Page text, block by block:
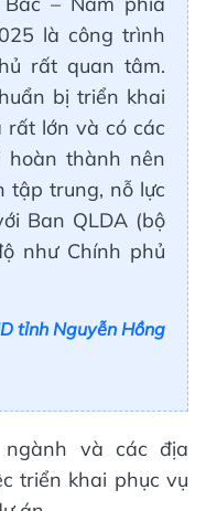
là công trình
rất quan tâm.
bị triển khai
lớn và có các
hoàn thành nên
tập trung, nỗ lực
Ban QLDA (bộ
như Chính phủ
tỉnh Nguyễn Hồng
và các địa
triển khai phục vụ